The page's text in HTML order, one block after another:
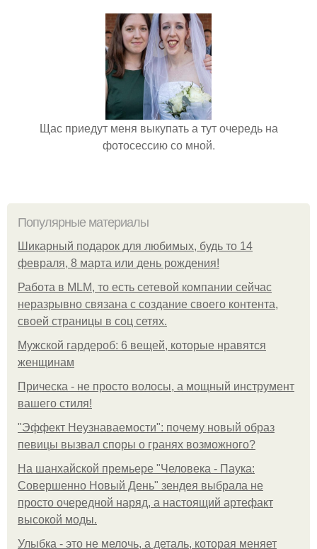
Щас приедут меня выкупать а тут очередь на
фотосессию со мной.
Популярные материалы
Шикарный подарок для любимых, будь то 14
февраля, 8 марта или день рождения!
Работа в MLM, то есть сетевой компании сейчас
неразрывно связана с создание своего контента,
своей страницы в соц сетях.
Мужской гардероб: 6 вещей, которые нравятся
женщинам
Прическа - не просто волосы, а мощный инструмент
вашего стиля!
"Эффект Неузнаваемости": почему новый образ
певицы вызвал споры о гранях возможного?
На шанхайской премьере "Человека - Паука:
Совершенно Новый День" зендея выбрала не
просто очередной наряд, а настоящий артефакт
высокой моды.
Улыбка - это не мелочь, а деталь, которая меняет